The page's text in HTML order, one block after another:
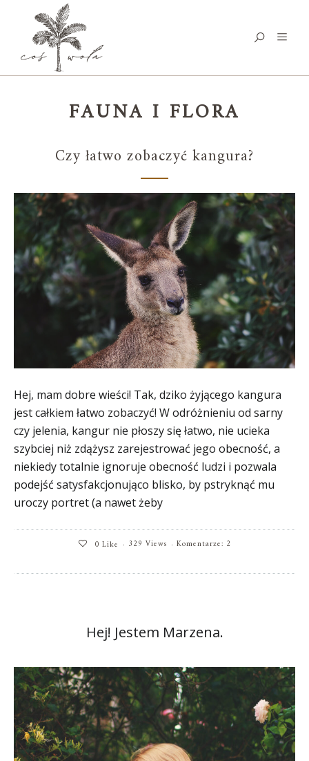
FAUNA I FLORA
Czy łatwo zobaczyć kangura?
Hej, mam dobre wieści! Tak, dziko żyjącego kangura
jest całkiem łatwo zobaczyć! W odróżnieniu od sarny
czy jelenia, kangur nie płoszy się łatwo, nie ucieka
szybciej niż zdążysz zarejestrować jego obecność, a
niekiedy totalnie ignoruje obecność ludzi i pozwala
podejść satysfakcjonująco blisko, by pstryknąć mu
uroczy portret (a nawet żeby
0 Like 329 Views Komentarze: 2
Hej! Jestem Marzena.